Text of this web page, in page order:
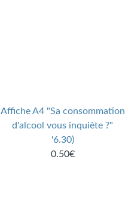
Affiche A4 "Sa consommation
d'alcool vous inquiète ?"
'6.30)
0.50€